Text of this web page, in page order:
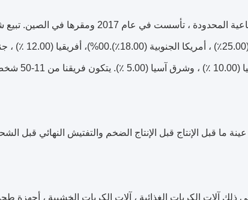
نحن شركة تشينغتشو تشونغديباو الصناعية المحدودة ،
ما قبل الإنتاج قبل الإنتاج الضخم والتفتيش النهائي قبل
ذلك آلات الكريات الغذائية ، آلات الكريات الخشبية ، أجهزة